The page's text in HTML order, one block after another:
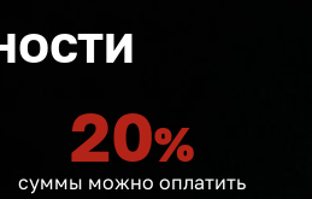
20%
суммы можно оплатить